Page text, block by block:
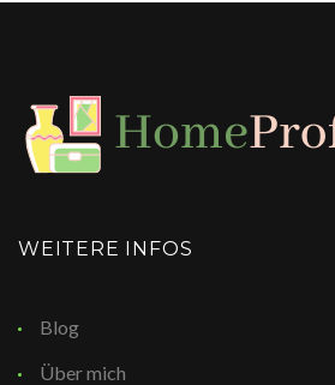
WEITERE INFOS
Blog
Über mich